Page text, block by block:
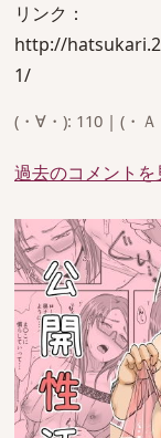
リンク：
http://
1/
(・∀・): 110 | (・Ａ
過去のコメントを